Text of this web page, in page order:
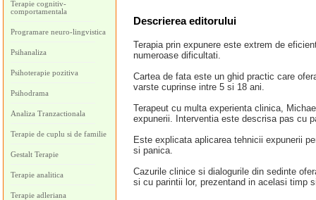
Terapie cognitiv-
comportamentala
Programare neuro-lingvistica
Psihanaliza
Psihoterapie pozitiva
Psihodrama
Analiza Tranzactionala
Terapie de cuplu si de familie
Gestalt Terapie
Terapie analitica
Terapie adleriana
Descrierea editorului
Terapia prin expunere este extrem de
numeroase dificultati.
Cartea de fata este un ghid practic care
varste cuprinse intre 5 si 18 ani.
Terapeut cu multa experienta clinica,
expunerii. Interventia este descrisa pas cu
Este explicata aplicarea tehnicii expunerii
si panica.
Cazurile clinice si dialogurile din sedinte
si cu parintii lor, prezentand in acelasi timp